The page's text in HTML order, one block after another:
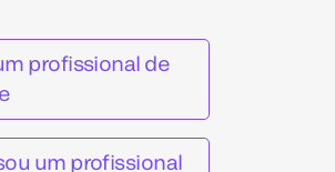
profissional de
um profissional